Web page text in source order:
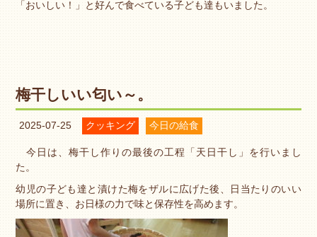
「おいしい！」と好んで食べている子ども達もいました。
梅干しいい匂い～。
2025-07-25 クッキング 今日の給食
今日は、梅干し作りの最後の工程「天日干し」を行いまし
た。
幼児の子ども達と漬けた梅をザルに広げた後、日当たりのいい
場所に置き、お日様の力で味と保存性を高めます。